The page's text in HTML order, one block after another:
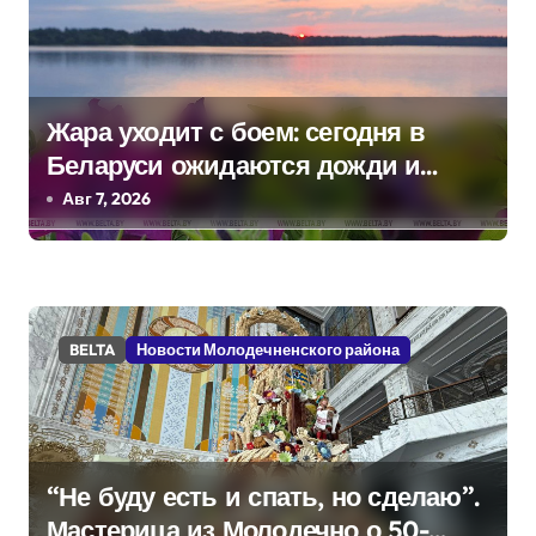
я
м
Жара уходит с боем: сегодня в
Беларуси ожидаются дожди и
грозы
Авг 7, 2026
BELTA Новости Молодечненского района
“Не буду есть и спать, но сделаю”.